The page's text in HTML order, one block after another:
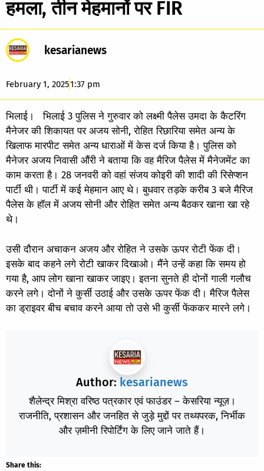
हमला, तीन मेहमानों पर FIR
kesarianews
February 1, 20251:37 pm
भिलाई। भिलाई 3 पुलिस ने गुरुवार को लक्ष्मी पैलेस उमदा के कैटरिंग
मैनेजर की शिकायत पर अजय सोनी, रोहित​ रिछारिया समेत अन्य के
खिलाफ मारपीट समेत अन्य धाराओं में केस दर्ज किया है। पुलिस को
मैनेजर अजय निवासी औंरी ने बताया कि वह मैरिज पैलेस में मैनेजमेंट का
काम करता है। 28 जनवरी को वहां संजय कोइरी की शादी की रिसेप्शन
पार्टी थी। पार्टी में कई मेहमान आए थे। बुधवार तड़के करीब 3 बजे मैरिज
पैलेस के हॉल में अजय सोनी और रोहित समेत अन्य बैठकर खाना खा रहे
थे।
उसी दौरान अचाकन अजय और रोहित ने उसके ऊपर रोटी फेंक दी।
इसके बाद कहने लगे रोटी खाकर दिखाओ। मैंने उन्हें कहा कि समय हो
गया है, आप लोग खाना खाकर जाइए। इतना सुनते ही दोनों गाली गलौच
करने लगे। दोनों ने कुर्सी उठाई और उसके ऊपर फेंक दी। मैरिज पैलेस
का ड्रा​इवर बीच बचाव करने आया तो उसे भी कुर्सी फेंककर मारने लगे।
Author: kesarianews
शैलेन्द्र मिश्रा वरिष्ठ पत्रकार एवं फाउंडर – केसरिया न्यूज़।
राजनीति, प्रशासन और जनहित से जुड़े मुद्दों पर तथ्यपरक, निर्भीक
और ज़मीनी रिपोर्टिंग के लिए जाने जाते हैं।
Share this: